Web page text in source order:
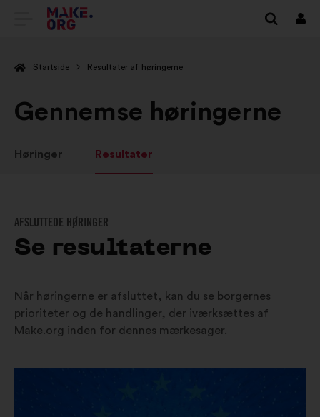
TILBAGE
MAKE.ORG’S
STARTSIDE
Log
Startside Resultater af høringerne
Gennemse høringerne
Høringer Resultater
AFSLUTTEDE HØRINGER
Se resultaterne
Når høringerne er afsluttet, kan du se borgernes
prioriteter og de handlinger, der iværksættes af
Make.org inden for dennes mærkesager.